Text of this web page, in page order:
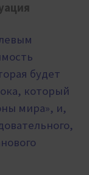
будет
который
мира», и,